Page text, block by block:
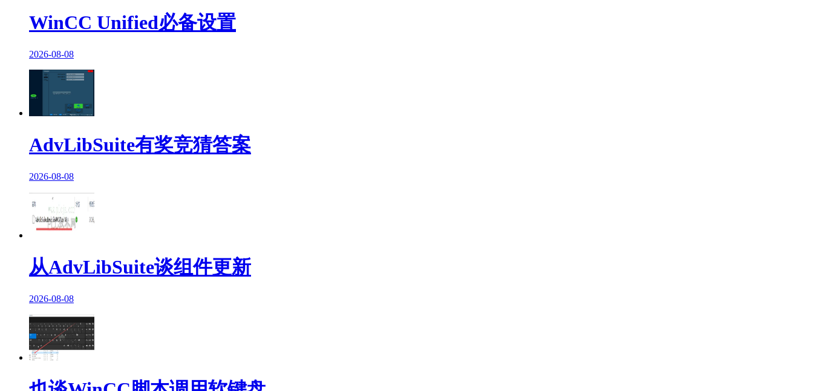
WinCC Unified必备设置
2026-08-08
AdvLibSuite有奖竞猜答案
2026-08-08
从AdvLibSuite谈组件更新
2026-08-08